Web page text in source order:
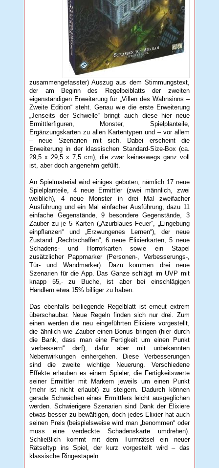
zusammengefasster) Auszug aus dem Stimmungstext,
der am Beginn des Regelbeiblatts der zweiten
eigenständigen Erweiterung für „Villen des Wahnsinns –
Zweite Edition“ steht. Genau wie die erste Erweiterung
„Jenseits der Schwelle“ bringt auch diese hier neue
Ermittlerfiguren, Monster, Spielplanteile,
Ergänzungskarten zu allen Kartentypen und – vor allem
– neue Szenarien mit sich. Dabei erscheint die
Erweiterung in der klassischen Standard-Size-Box (ca.
29,5 x 29,5 x 7,5 cm), die zwar keineswegs ganz voll
ist, aber doch angenehm gefüllt.
An Spielmaterial wird einiges geboten, nämlich 17 neue
Spielplanteile, 4 neue Ermittler (zwei männlich, zwei
weiblich), 4 neue Monster in drei Mal zweifacher
Ausführung und ein Mal einfacher Ausführung, dazu 11
einfache Gegenstände, 9 besondere Gegenstände, 3
Zauber zu je 5 Karten („Azurblaues Feuer“, „Eingebung
einpflanzen“ und „Erzwungenes Lernen“), der neue
Zustand „Rechtschaffen“, 6 neue Elixierkarten, 5 neue
Schadens- und Horrorkarten sowie ein Stapel
zusätzlicher Pappmarker (Personen-, Verbesserungs-,
Tür- und Wandmarker). Dazu kommen drei neue
Szenarien für die App. Das Ganze schlägt im UVP mit
knapp 55,- zu Buche, ist aber bei einschlägigen
Händlern etwa 15% billiger zu haben.
Das ebenfalls beiliegende Regelblatt ist erneut extrem
überschaubar. Neue Regeln finden sich nur drei. Zum
einen werden die neu eingeführten Elixiere vorgestellt,
die ähnlich wie Zauber einen Bonus bringen (hier durch
die Bank, dass man eine Fertigkeit um einen Punkt
„verbessern“ darf), dafür aber mit unbekannten
Nebenwirkungen einhergehen. Diese Verbesserungen
sind die zweite wichtige Neuerung. Verschiedene
Effekte erlauben es einem Spieler, die Fertigkeitswerte
seiner Ermittler mit Markern jeweils um einen Punkt
(mehr ist nicht erlaubt) zu steigern. Dadurch können
gerade Schwächen eines Ermittlers leicht ausgeglichen
werden. Schwierigere Szenarien sind Dank der Elixiere
etwas besser zu bewältigen, doch jedes Elixier hat auch
seinen Preis (beispielsweise wird man „benommen“ oder
muss eine verdeckte Schadenskarte umdrehen).
Schließlich kommt mit dem Turmrätsel ein neuer
Rätseltyp ins Spiel, der kurz vorgestellt wird – das
klassische Ringestapeln.